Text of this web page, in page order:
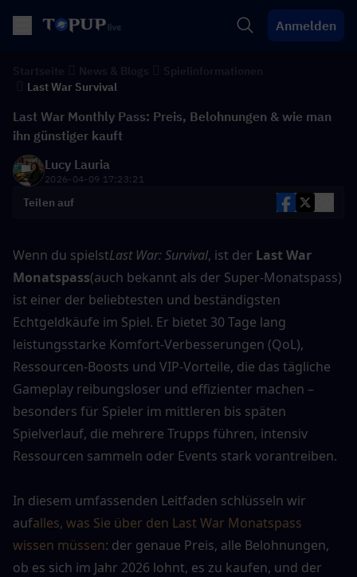
Anmelden
Last War Survival
Last War Monthly Pass: Preis, Belohnungen & wie man
ihn günstiger kauft
Lucy Lauria
2026-04-09 17:23:21
Teilen auf
Wenn du spielstLast War: Survival, ist der Last War
Monatspass(auch bekannt als der Super-Monatspass)
ist einer der beliebtesten und beständigsten
Echtgeldkäufe im Spiel. Er bietet 30 Tage lang
leistungsstarke Komfort-Verbesserungen (QoL),
Ressourcen-Boosts und VIP-Vorteile, die das tägliche
Gameplay reibungsloser und effizienter machen –
besonders für Spieler im mittleren bis späten
Spielverlauf, die mehrere Trupps führen, intensiv
Ressourcen sammeln oder Events stark vorantreiben.
In diesem umfassenden Leitfaden schlüsseln wir
aufalles, was Sie über den Last War Monatspass
wissen müssen: der genaue Preis, alle Belohnungen,
ob es sich im Jahr 2026 lohnt, es zu kaufen, und der